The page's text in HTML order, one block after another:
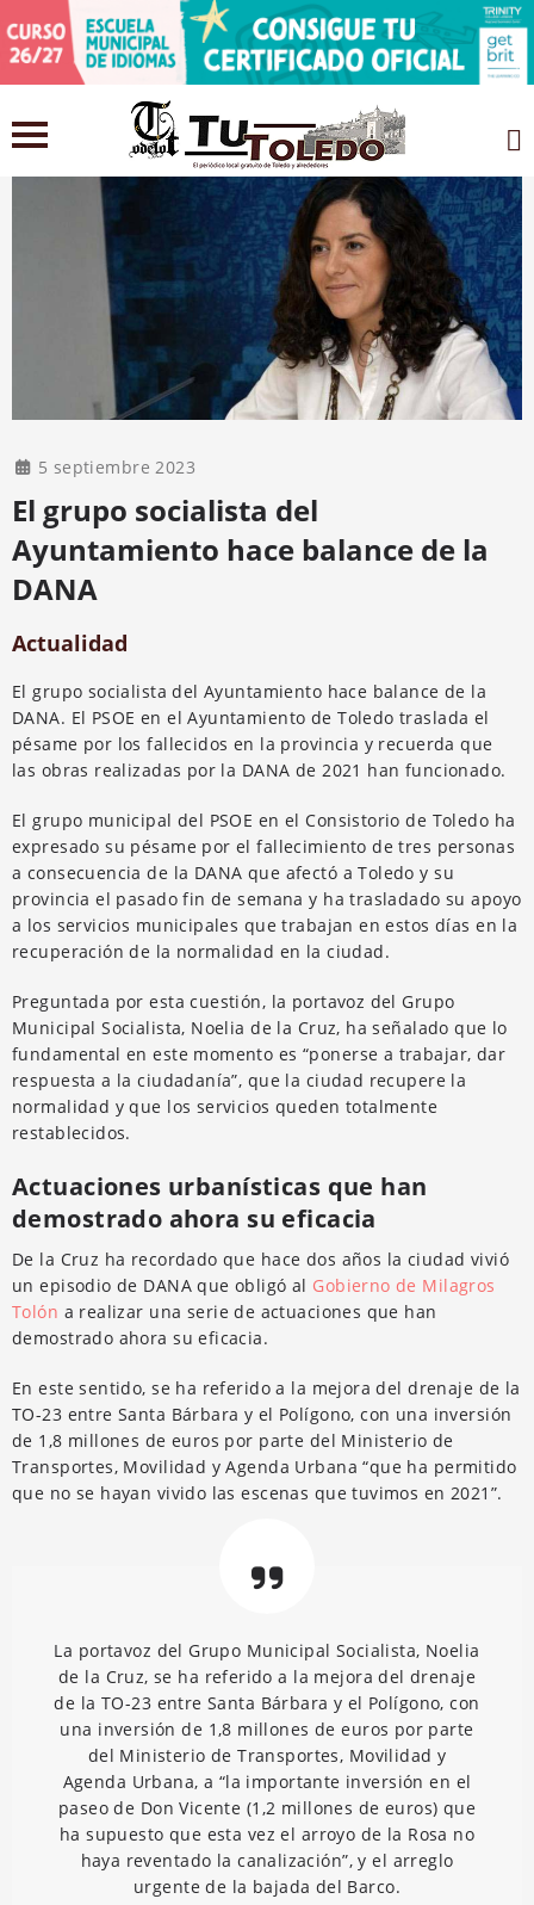
5 septiembre 2023
El grupo socialista del
Ayuntamiento hace balance de la
DANA
Actualidad
El grupo socialista del Ayuntamiento hace balance de la
DANA. El PSOE en el Ayuntamiento de Toledo traslada el
pésame por los fallecidos en la provincia y recuerda que
las obras realizadas por la DANA de 2021 han funcionado.
El grupo municipal del PSOE en el Consistorio de Toledo ha
expresado su pésame por el fallecimiento de tres personas
a consecuencia de la DANA que afectó a Toledo y su
provincia el pasado fin de semana y ha trasladado su apoyo
a los servicios municipales que trabajan en estos días en la
recuperación de la normalidad en la ciudad.
Preguntada por esta cuestión, la portavoz del Grupo
Municipal Socialista, Noelia de la Cruz, ha señalado que lo
fundamental en este momento es “ponerse a trabajar, dar
respuesta a la ciudadanía”, que la ciudad recupere la
normalidad y que los servicios queden totalmente
restablecidos.
Actuaciones urbanísticas que han
demostrado ahora su eficacia
De la Cruz ha recordado que hace dos años la ciudad vivió
un episodio de DANA que obligó al Gobierno de Milagros
Tolón a realizar una serie de actuaciones que han
demostrado ahora su eficacia.
En este sentido, se ha referido a la mejora del drenaje de la
TO-23 entre Santa Bárbara y el Polígono, con una inversión
de 1,8 millones de euros por parte del Ministerio de
Transportes, Movilidad y Agenda Urbana “que ha permitido
que no se hayan vivido las escenas que tuvimos en 2021”.
La portavoz del Grupo Municipal Socialista, Noelia
de la Cruz, se ha referido a la mejora del drenaje
de la TO-23 entre Santa Bárbara y el Polígono, con
una inversión de 1,8 millones de euros por parte
del Ministerio de Transportes, Movilidad y
Agenda Urbana, a “la importante inversión en el
paseo de Don Vicente (1,2 millones de euros) que
ha supuesto que esta vez el arroyo de la Rosa no
haya reventado la canalización”, y el arreglo
urgente de la bajada del Barco.